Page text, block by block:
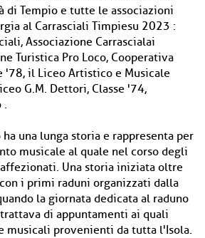
di Tempio e tutte le associazioni
al Carrasciali Timpiesu 2023 :
Associazione Carrascialai
Turistica Pro Loco, Cooperativa
'78, il Liceo Artistico e Musicale
G.M. Dettori, Classe '74,
.
una lunga storia e rappresenta per
musicale al quale nel corso degli
Una storia iniziata oltre
i primi raduni organizzati dalla
la giornata dedicata al raduno
di appuntamenti ai quali
musicali provenienti da tutta l'Isola.